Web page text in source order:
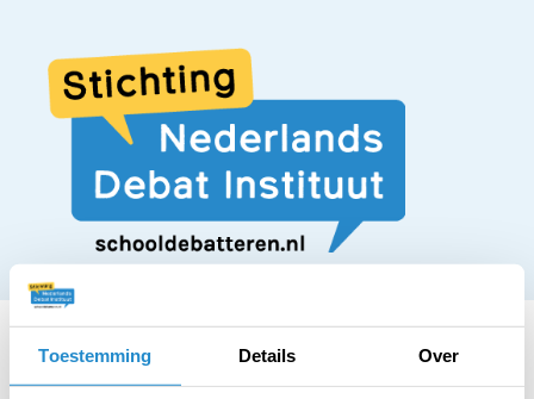
Toestemming Details Over